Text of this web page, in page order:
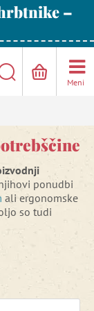
–
Meni
ponudbi
ali ergonomske
so tudi
barvne
ter
bodo
Dodajte